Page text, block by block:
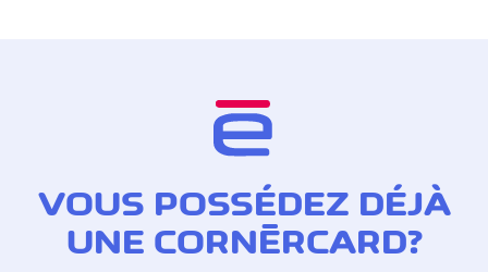
VOUS POSSÉDEZ DÉJÀ
UNE CORNÈRCARD?